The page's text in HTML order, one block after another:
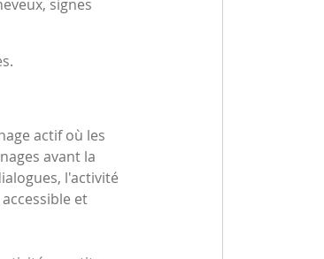
signes
actif où les
avant la
l'activité
et